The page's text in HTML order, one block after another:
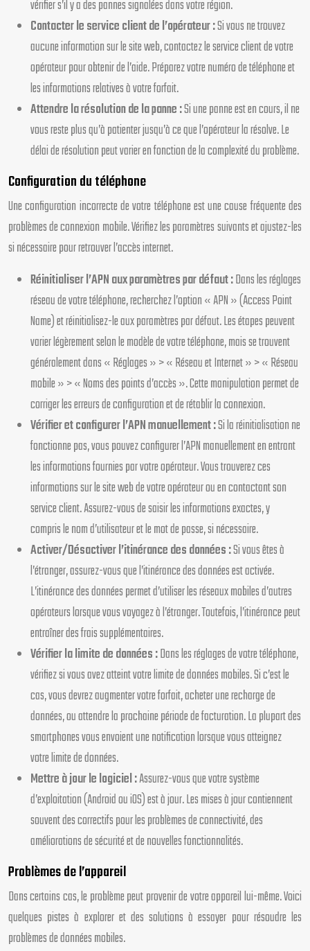
vérifier s’il y a des pannes signalées dans votre région.
Contacter le service client de l’opérateur :Si vous ne trouvez
aucune information sur le site web, contactez le service client de votre
opérateur pour obtenir de l’aide. Préparez votre numéro de téléphone et
les informations relatives à votre forfait.
Attendre la résolution de la panne :Si une panne est en cours, il ne
vous reste plus qu’à patienter jusqu’à ce que l’opérateur la résolve. Le
délai de résolution peut varier en fonction de la complexité du problème.
Configuration du téléphone
Une configuration incorrecte de votre téléphone est une cause fréquente des
problèmes de connexion mobile. Vérifiez les paramètres suivants et ajustez-les
si nécessaire pour retrouver l’accès internet.
Réinitialiser l’APN aux paramètres par défaut :Dans les réglages
réseau de votre téléphone, recherchez l’option « APN » (Access Point
Name) et réinitialisez-le aux paramètres par défaut. Les étapes peuvent
varier légèrement selon le modèle de votre téléphone, mais se trouvent
généralement dans « Réglages » > « Réseau et Internet » > « Réseau
mobile » > « Noms des points d’accès ». Cette manipulation permet de
corriger les erreurs de configuration et de rétablir la connexion.
Vérifier et configurer l’APN manuellement :Si la réinitialisation ne
fonctionne pas, vous pouvez configurer l’APN manuellement en entrant
les informations fournies par votre opérateur. Vous trouverez ces
informations sur le site web de votre opérateur ou en contactant son
service client. Assurez-vous de saisir les informations exactes, y
compris le nom d’utilisateur et le mot de passe, si nécessaire.
Activer/Désactiver l’itinérance des données :Si vous êtes à
l’étranger, assurez-vous que l’itinérance des données est activée.
L’itinérance des données permet d’utiliser les réseaux mobiles d’autres
opérateurs lorsque vous voyagez à l’étranger. Toutefois, l’itinérance peut
entraîner des frais supplémentaires.
Vérifier la limite de données :Dans les réglages de votre téléphone,
vérifiez si vous avez atteint votre limite de données mobiles. Si c’est le
cas, vous devrez augmenter votre forfait, acheter une recharge de
données, ou attendre la prochaine période de facturation. La plupart des
smartphones vous envoient une notification lorsque vous atteignez
votre limite de données.
Mettre à jour le logiciel :Assurez-vous que votre système
d’exploitation (Android ou iOS) est à jour. Les mises à jour contiennent
souvent des correctifs pour les problèmes de connectivité, des
améliorations de sécurité et de nouvelles fonctionnalités.
Problèmes de l’appareil
Dans certains cas, le problème peut provenir de votre appareil lui-même. Voici
quelques pistes à explorer et des solutions à essayer pour résoudre les
problèmes de données mobiles.